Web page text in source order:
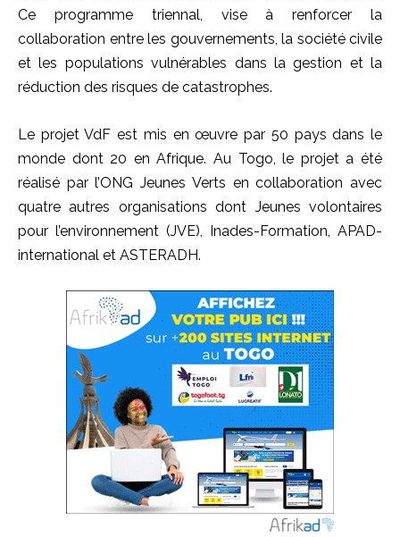
Ce programme triennal, vise à renforcer la
collaboration entre les gouvernements, la société civile
et les populations vulnérables dans la gestion et la
réduction des risques de catastrophes.
Le projet VdF est mis en œuvre par 50 pays dans le
monde dont 20 en Afrique. Au Togo, le projet a été
réalisé par l’ONG Jeunes Verts en collaboration avec
quatre autres organisations dont Jeunes volontaires
pour l’environnement (JVE), Inades-Formation, APAD-
international et ASTERADH.